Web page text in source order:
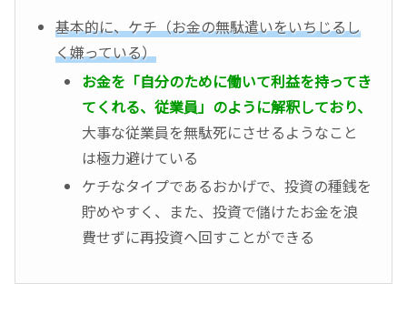
基本的に、ケチ（お金の無駄遣いをいちじるし
く嫌っている）
お金を「自分のために働いて利益を持ってき
てくれる、従業員」のように解釈しており、
大事な従業員を無駄死にさせるようなこと
は極力避けている
ケチなタイプであるおかげで、投資の種銭を
貯めやすく、また、投資で儲けたお金を浪
費せずに再投資へ回すことができる